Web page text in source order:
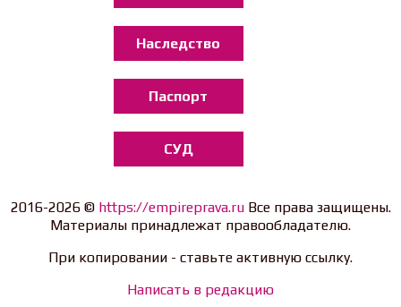
Наследство
Паспорт
СУД
2016-2026 © https://empireprava.ruВсе права защищены.
Материалы принадлежат правообладателю.
При копировании - ставьте активную ссылку.
Написать в редакцию